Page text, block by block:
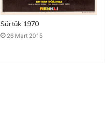
Sürtük 1970
26 Mart 2015